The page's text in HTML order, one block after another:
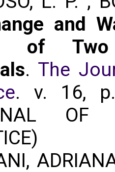
and
of Two
. The
. v. 16,
OF